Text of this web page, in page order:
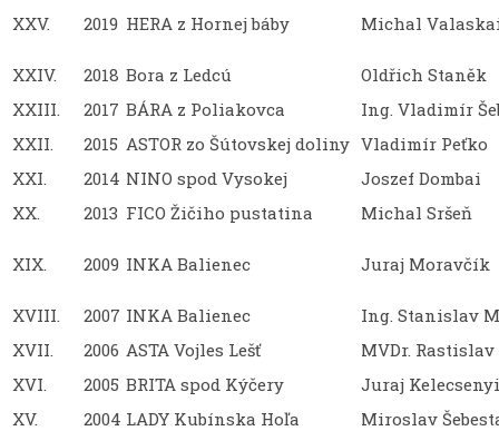
XXV. 2019 HERA z Hornej báby Michal
XXIV. 2018 Bora z Ledcú
Oldřich Staněk
XXIII.
2017 BÁRA z Poliakovca
Ing. Vladimír
XXII.
2015 ASTOR zo Šútovskej doliny Vladimír Peťko
XXI.
2014 NINO spod Vysokej
Joszef Dombai
XX.
2013 FICO Žičiho pustatina Michal Sršeň
XIX. 2009 INKA Balienec Juraj Moravčík
XVIII. 2007 INKA Balienec
Ing. Stanislav
XVII.
2006 ASTA Vojles Lešť
MVDr.
XVI.
2005 BRITA spod Kýčery
Juraj Kelecsenyi
XV.
2004 LADY Kubínska Hoľa
Miroslav